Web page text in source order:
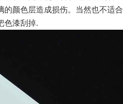
的颜色层造成损伤。当然也不适合
色漆刮掉.